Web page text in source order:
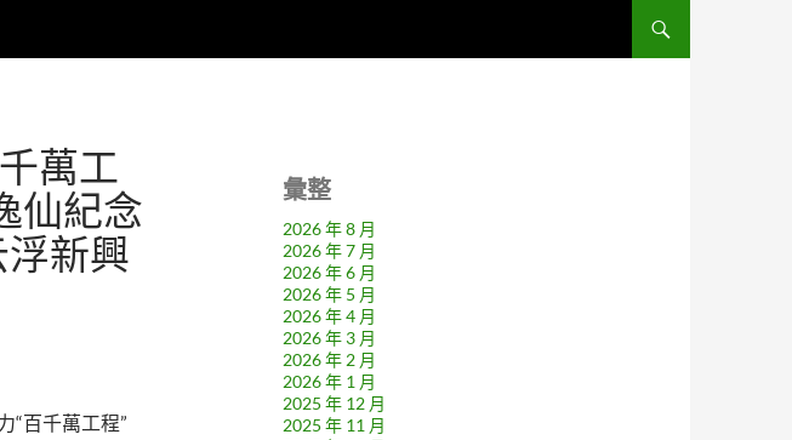
萬工
仙紀念
新興
“百千萬工程”
彙整
2026 年 8 月
2026 年 7 月
2026 年 6 月
2026 年 5 月
2026 年 4 月
2026 年 3 月
2026 年 2 月
2026 年 1 月
2025 年 12 月
2025 年 11 月